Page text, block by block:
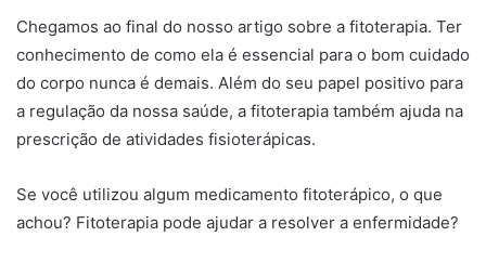
Chegamos ao final do nosso artigo sobre a fitoterapia. Ter
conhecimento de como ela é essencial para o bom cuidado
do corpo nunca é demais. Além do seu papel positivo para
a regulação da nossa saúde, a fitoterapia também ajuda na
prescrição de atividades fisioterápicas.
Se você utilizou algum medicamento fitoterápico, o que
achou? Fitoterapia pode ajudar a resolver a enfermidade?